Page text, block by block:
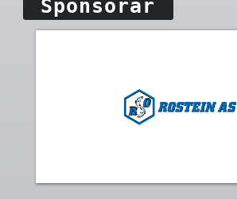
Sponsorar